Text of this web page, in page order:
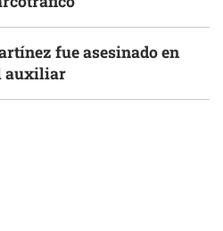
fue asesinado en
auxiliar